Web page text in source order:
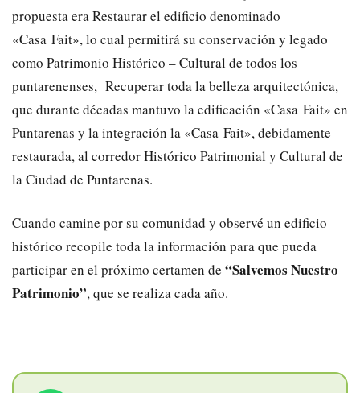
propuesta era Restaurar el edificio denominado
«Casa Fait», lo cual permitirá su conservación y legado
como Patrimonio Histórico – Cultural de todos los
puntarenenses, Recuperar toda la belleza arquitectónica,
que durante décadas mantuvo la edificación «Casa Fait» en
Puntarenas y la integración la «Casa Fait», debidamente
restaurada, al corredor Histórico Patrimonial y Cultural de
la Ciudad de Puntarenas.
Cuando camine por su comunidad y observé un edificio
histórico recopile toda la información para que pueda
participar en el próximo certamen de “Salvemos Nuestro
Patrimonio”, que se realiza cada año.